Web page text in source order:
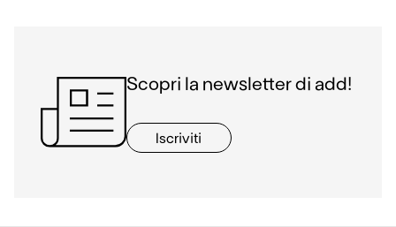
Scopri la newsletter di add!
Iscriviti